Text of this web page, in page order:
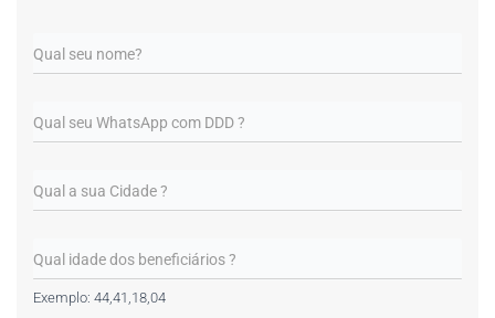
Exemplo: 44,41,18,04